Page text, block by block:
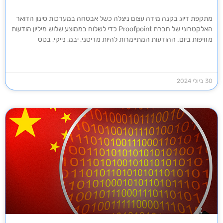
מתקפת דיוג בקנה מידה עצום ניצלה כשל אבטחה במערכות סינון הדואר
האלקטרוני של חברת Proofpoint כדי לשלוח בממוצע שלוש מיליון הודעות
מזויפות ביום. ההודעות המתיימרות להיות מדיסני, יבמ, נייקי, בסט
30 ביולי 2024